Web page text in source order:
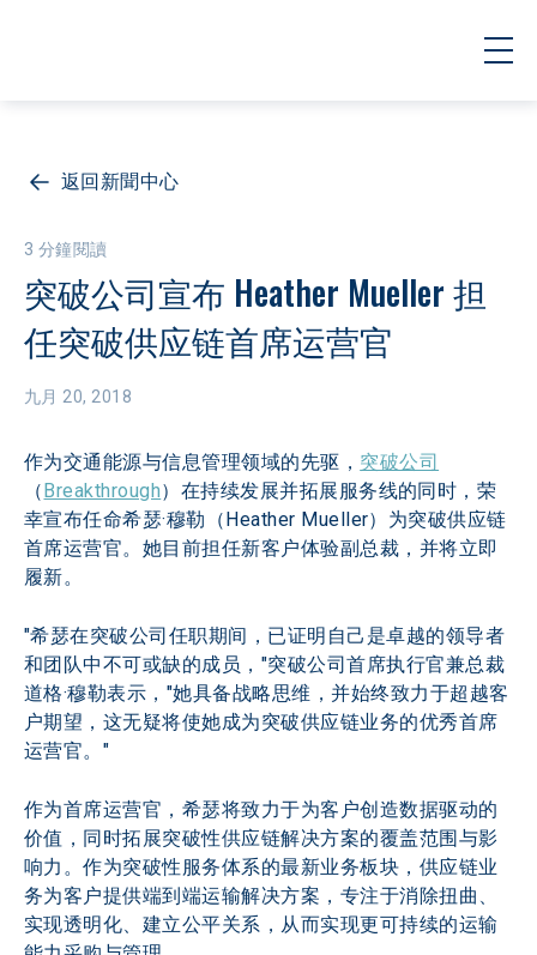
返回新聞中心
3 分鐘閱讀
突破公司宣布 Heather Mueller 担
任突破供应链首席运营官
九月 20, 2018
作为交通能源与信息管理领域的先驱， 突破公司
（Breakthrough）在持续发展并拓展服务线的同时，荣
幸宣布任命希瑟·穆勒（Heather Mueller）为突破供应链
首席运营官。她目前担任新客户体验副总裁，并将立即
履新。
"希瑟在突破公司任职期间，已证明自己是卓越的领导者
和团队中不可或缺的成员，"突破公司首席执行官兼总裁
道格·穆勒表示，"她具备战略思维，并始终致力于超越客
户期望，这无疑将使她成为突破供应链业务的优秀首席
运营官。"
作为首席运营官，希瑟将致力于为客户创造数据驱动的
价值，同时拓展突破性供应链解决方案的覆盖范围与影
响力。作为突破性服务体系的最新业务板块，供应链业
务为客户提供端到端运输解决方案，专注于消除扭曲、
实现透明化、建立公平关系，从而实现更可持续的运输